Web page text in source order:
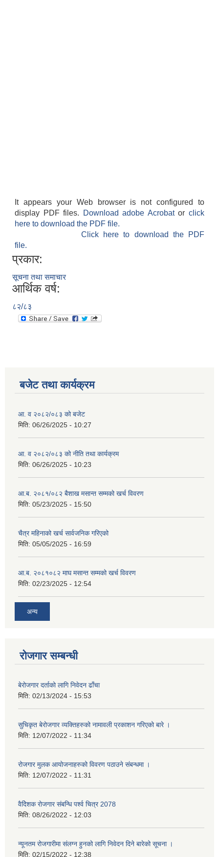
It appears your Web browser is not configured to
display PDF files.
Download adobe Acrobatorclick
here to download the PDF file.
Click here to download the PDF
file.
प्रकार:
सूचना तथा समाचार
आर्थिक वर्ष:
८२/८३
बजेट तथा कार्यक्रम
आ. व २०८२/०८३ को बजेट
मिति: 06/26/2025 - 10:27
आ. व २०८२/०८३ को नीति तथा कार्यक्रम
मिति: 06/26/2025 - 10:23
आ.ब. २०८१/०८२ बैशाख मसान्त सम्मको खर्च विवरण
मिति: 05/23/2025 - 15:50
चैत्र महिनाको खर्च सार्वजनिक गरिएको
मिति: 05/05/2025 - 16:59
आ.ब. २०८१०८२ माघ मसान्त सम्मको खर्च विवरण
मिति: 02/23/2025 - 12:54
अन्य
रोजगार सम्बन्धी
बेरोजगार दर्ताको लागि निवेदन ढाँचा
मिति: 02/13/2024 - 15:53
सुचिकृत बेरोजगार व्यक्तिहरुको नामावली प्रकाशन गरिएको बारे ।
मिति: 12/07/2022 - 11:34
रोजगार मुलक आयोजनाहरुको विवरण पठाउने संबन्धमा ।
मिति: 12/07/2022 - 11:31
वैदेिशक राेजगार संबन्धि पर्श्व चित्र 2078
मिति: 08/26/2022 - 12:03
न्यूनतम रोजगारीमा संलग्न हुनको लागि निवेदन दिने बारेको सूचना ।
मिति: 02/15/2022 - 12:38